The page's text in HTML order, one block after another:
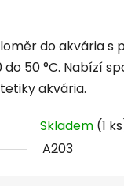
do akvária s
50 °C. Nabízí
akvária.
Skladem (1
A203